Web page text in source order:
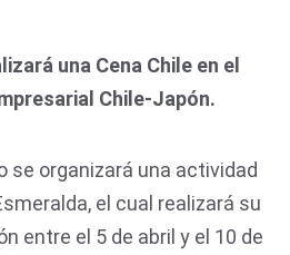
una Cena Chile en el
Chile-Japón.
se organizará una actividad
el cual realizará su
entre el 5 de abril y el 10 de